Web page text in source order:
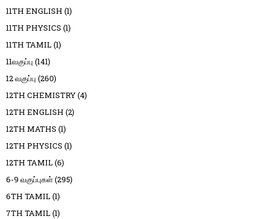
11TH ENGLISH (1)
11TH PHYSICS (1)
11TH TAMIL(1)
11வகுப்பு (141)
12 வகுப்பு (260)
12TH CHEMISTRY(4)
12TH ENGLISH (2)
12TH MATHS (1)
12TH PHYSICS (1)
12TH TAMIL(6)
6-9 வகுப்புகள்(295)
6TH TAMIL(1)
7TH TAMIL(1)